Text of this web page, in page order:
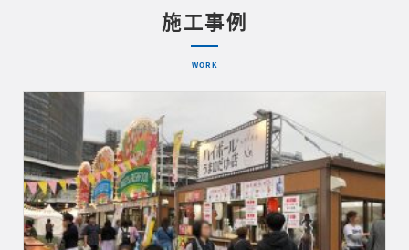
施工事例
WORK